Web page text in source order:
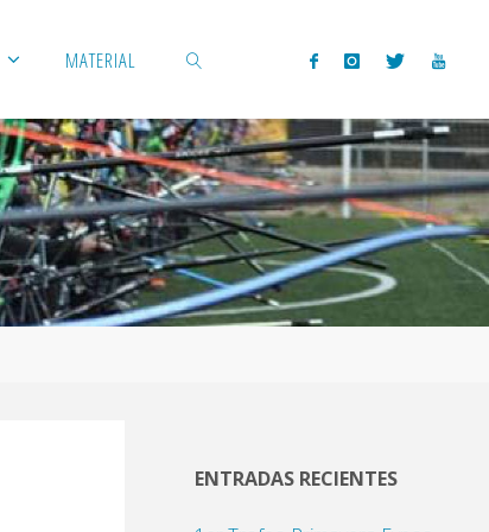
MATERIAL
BUSCAR
ENTRADAS RECIENTES